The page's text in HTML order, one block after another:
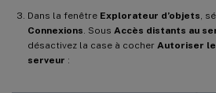
Dans la fenêtre Explorateur d’objets ,
Connexions . Sous Accès distants au
désactivez la case à cocher Autoriser
serveur :